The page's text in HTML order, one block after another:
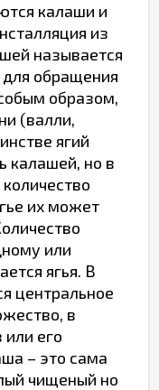
калаши и
из
называется
обращения
образом,
(валли,
ягий
калашей, но в
их может
или
ягья. В
центральное
в
его
– это сама
чищеный но